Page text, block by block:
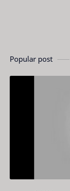
Popular post